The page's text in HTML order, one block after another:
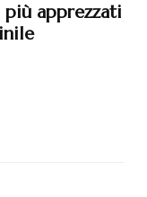
apprezzati